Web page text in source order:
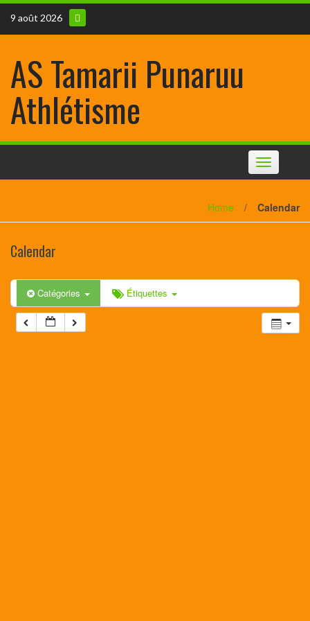
9 août 2026
AS Tamarii Punaruu
Athlétisme
Toggle
navigation
Home / Calendar
Calendar
Catégories Étiquettes